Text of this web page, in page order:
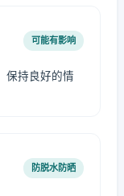
可能有影响
保持良好的情
防脱水防晒